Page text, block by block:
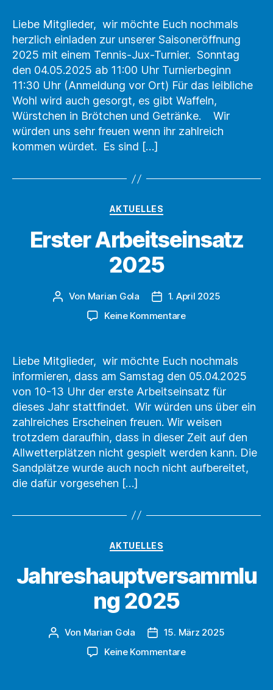
Liebe Mitglieder, wir möchte Euch nochmals
herzlich einladen zur unserer Saisoneröffnung
2025 mit einem Tennis-Jux-Turnier. Sonntag
den 04.05.2025 ab 11:00 Uhr Turnierbeginn
11:30 Uhr (Anmeldung vor Ort) Für das leibliche
Wohl wird auch gesorgt, es gibt Waffeln,
Würstchen in Brötchen und Getränke. Wir
würden uns sehr freuen wenn ihr zahlreich
kommen würdet. Es sind […]
Kategorien
AKTUELLES
Erster Arbeitseinsatz
2025
Beitragsautor
Von Marian Gola Beitragsdatum
1. April 2025
Keine Kommentarezu
Liebe Mitglieder, wir möchte Euch nochmals
informieren, dass am Samstag den 05.04.2025
von 10-13 Uhr der erste Arbeitseinsatz für
dieses Jahr stattfindet. Wir würden uns über ein
zahlreiches Erscheinen freuen. Wir weisen
trotzdem daraufhin, dass in dieser Zeit auf den
Allwetterplätzen nicht gespielt werden kann. Die
Sandplätze wurde auch noch nicht aufbereitet,
die dafür vorgesehen […]
Kategorien
AKTUELLES
Jahreshauptversammlu
ng 2025
Beitragsautor
Von Marian Gola Beitragsdatum
15. März 2025
Keine Kommentarezu